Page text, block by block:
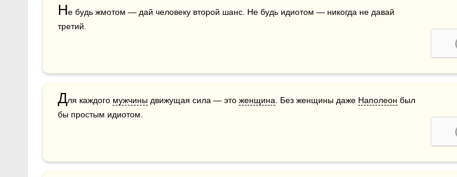
Не будь жмотом — дай человеку второй шанс. Не будь идиотом — никогда не давай
третий.
Для каждого мужчины движущая сила — это женщина . Без женщины даже Наполеон был
бы простым идиотом.